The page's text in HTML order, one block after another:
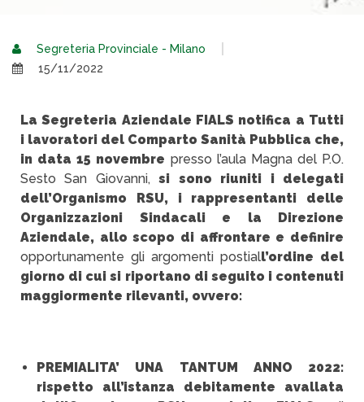
Segreteria Provinciale - Milano
15/11/2022
La Segreteria Aziendale FIALS notifica a Tutti
i lavoratori del Comparto Sanità Pubblica che,
in data 15 novembre presso l’aula Magna del P.O.
Sesto San Giovanni,si sono riuniti i delegati
dell’Organismo RSU, i rappresentanti delle
Organizzazioni Sindacali e la Direzione
Aziendale, allo scopo di affrontare e definire
opportunamente gli argomenti postiall’ordine del
giorno di cui si riportano di seguito i contenuti
maggiormente rilevanti, ovvero:
PREMIALITA’ UNA TANTUM ANNO 2022:
rispetto all’istanza debitamente avallata